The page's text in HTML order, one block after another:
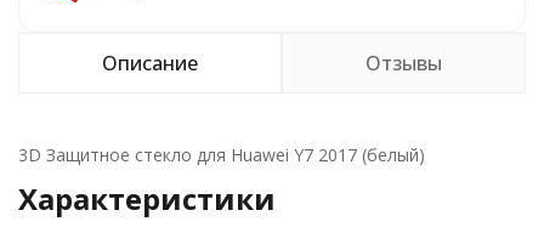
Описание Отзывы
3D Защитное стекло для Huawei Y7 2017 (белый)
Характеристики